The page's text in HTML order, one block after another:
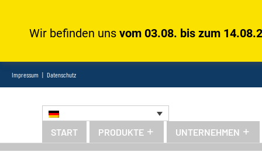
Impressum | Datenschutz
Wir befinden uns vom 03.08. bis zum
START PRODUKTE UNTERNEHMEN